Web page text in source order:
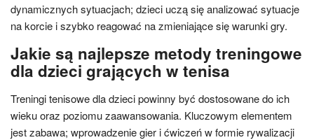
dynamicznych sytuacjach; dzieci uczą się analizować sytuacje
na korcie i szybko reagować na zmieniające się warunki gry.
Jakie są najlepsze metody treningowe
dla dzieci grających w tenisa
Treningi tenisowe dla dzieci powinny być dostosowane do ich
wieku oraz poziomu zaawansowania. Kluczowym elementem
jest zabawa; wprowadzenie gier i ćwiczeń w formie rywalizacji